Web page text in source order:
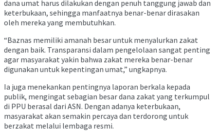
dana umat harus dilakukan dengan penuh tanggung jawab dan
keterbukaan, sehingga manfaatnya benar-benar dirasakan
oleh mereka yang membutuhkan.
“Baznas memiliki amanah besar untuk menyalurkan zakat
dengan baik. Transparansi dalam pengelolaan sangat penting
agar masyarakat yakin bahwa zakat mereka benar-benar
digunakan untuk kepentingan umat,” ungkapnya.
Ia juga menekankan pentingnya laporan berkala kepada
publik, mengingat sebagian besar dana zakat yang terkumpul
di PPU berasal dari ASN. Dengan adanya keterbukaan,
masyarakat akan semakin percaya dan terdorong untuk
berzakat melalui lembaga resmi.